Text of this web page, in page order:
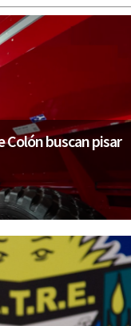
Colón buscan pisar